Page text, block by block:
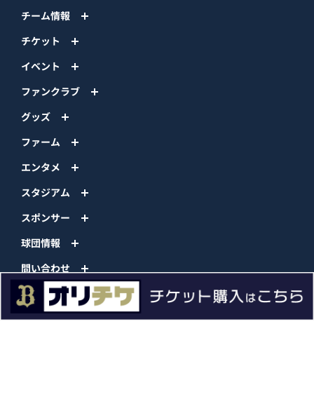
チーム情報
チケット
イベント
ファンクラブ
グッズ
ファーム
エンタメ
スタジアム
スポンサー
球団情報
問い合わせ
サイトポリシー
プロパティ規定